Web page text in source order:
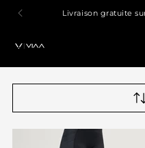
Livraison gratuite